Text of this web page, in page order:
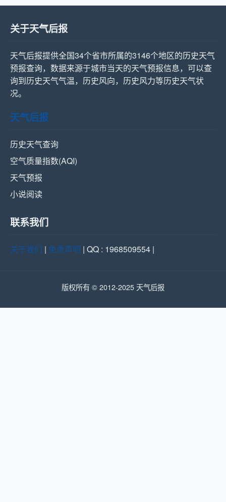
关于天气后报
天气后报提供全国34个省市所属的3146个地区的历史天气
预报查询，数据来源于城市当天的天气预报信息，可以查
询到历史天气气温，历史风向，历史风力等历史天气状
况。
天气后报
历史天气查询
空气质量指数(AQI)
天气预报
小说阅读
联系我们
关于我们 | 免责声明 | QQ : 1968509554 |
版权所有 © 2012-2025 天气后报